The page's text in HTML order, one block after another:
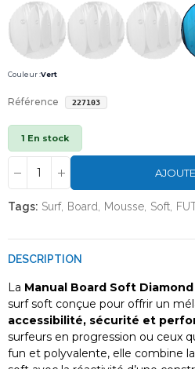
Couleur :Vert
Référence 227103
1 En stock
Tags: Surf Board Mousse Soft
DESCRIPTION
La Manual Board Soft
surf soft conçue pour offrir un
accessibilité, sécurité et
surfeurs en progression ou ceux
fun et polyvalente, elle combine